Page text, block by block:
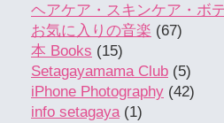
ヘアケア・スキンケア・ボ
お気に入りの音楽 (67)
本 Books (15)
Setagayamama Club (5)
iPhone Photography (42)
info setagaya(1)